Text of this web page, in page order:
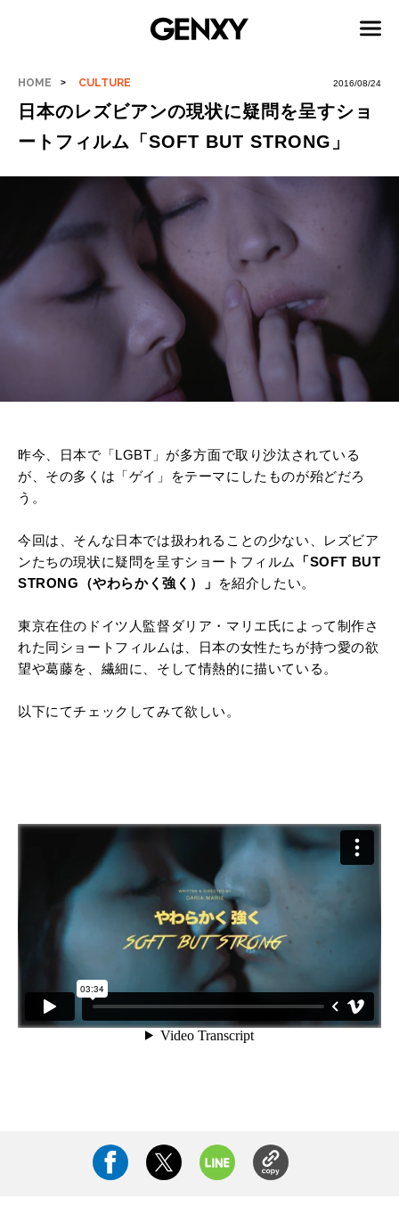
HOME CULTURE 2016/08/24
日本のレズビアンの現状に疑問を呈すショ
ートフィルム「SOFT BUT STRONG」
昨今、日本で「LGBT」が多方面で取り沙汰されている
が、その多くは「ゲイ」をテーマにしたものが殆どだろ
う。
今回は、そんな日本では扱われることの少ない、レズビア
ンたちの現状に疑問を呈すショートフィルム
「SOFT BUT
STRONG（やわらかく強く）」
を紹介したい。
東京在住のドイツ人監督ダリア・マリエ氏によって制作さ
れた同ショートフィルムは、日本の女性たちが持つ愛の欲
望や葛藤を、繊細に、そして情熱的に描いている。
以下にてチェックしてみて欲しい。